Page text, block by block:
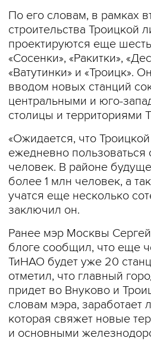
По его словам, в рамках
строительства Троицкой
проектируются еще
«Сосенки», «Ракитки»,
«Ватутинки» и «Троицк».
вводом новых станций
центральными и юго-
столицы и территориями
«Ожидается, что
ежедневно пользоваться
человек. В районе
более 1 млн человек, а
учатся еще несколько
заключил он.
Ранее мэр Москвы
блоге сообщил, что еще
ТиНАО будет уже 20
отметил, что главный
придет во Внуково и
словам мэра,
которая свяжет новые
и основными